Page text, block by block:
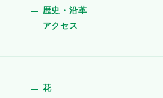
歴史・沿革
アクセス
花